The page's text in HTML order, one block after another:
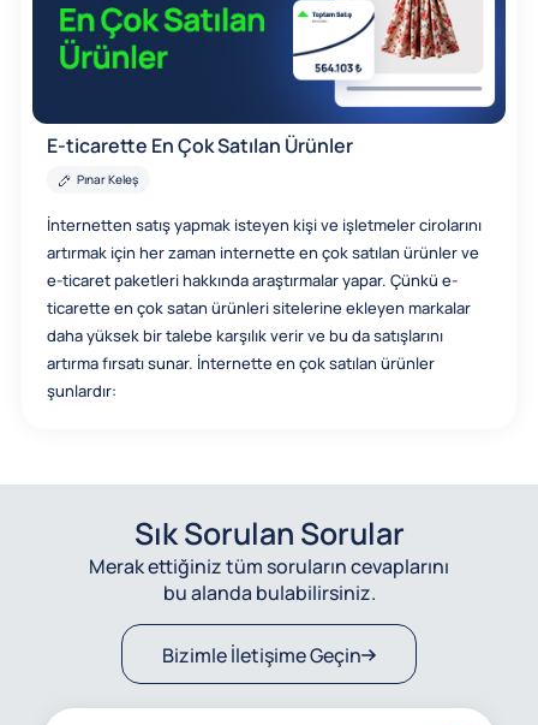
E-ticarette En Çok Satılan Ürünler
Pınar Keleş
İnternetten satış yapmak isteyen kişi ve işletmeler cirolarını
artırmak için her zaman internette en çok satılan ürünler ve
e-ticaret paketleri hakkında araştırmalar yapar. Çünkü e-
ticarette en çok satan ürünleri sitelerine ekleyen markalar
daha yüksek bir talebe karşılık verir ve bu da satışlarını
artırma fırsatı sunar. İnternette en çok satılan ürünler
şunlardır:
Sık Sorulan Sorular
Merak ettiğiniz tüm soruların cevaplarını
bu alanda bulabilirsiniz.
Bizimle İletişime Geçin